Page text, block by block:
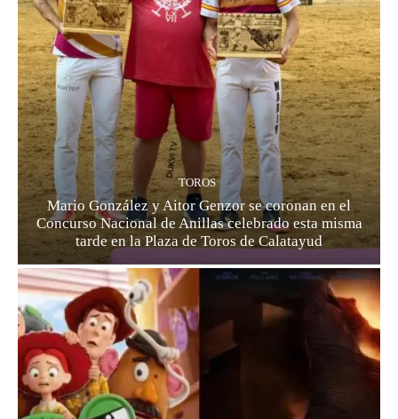
TOROS
Mario González y Aitor Genzor se coronan en el
Concurso Nacional de Anillas celebrado esta misma
tarde en la Plaza de Toros de Calatayud